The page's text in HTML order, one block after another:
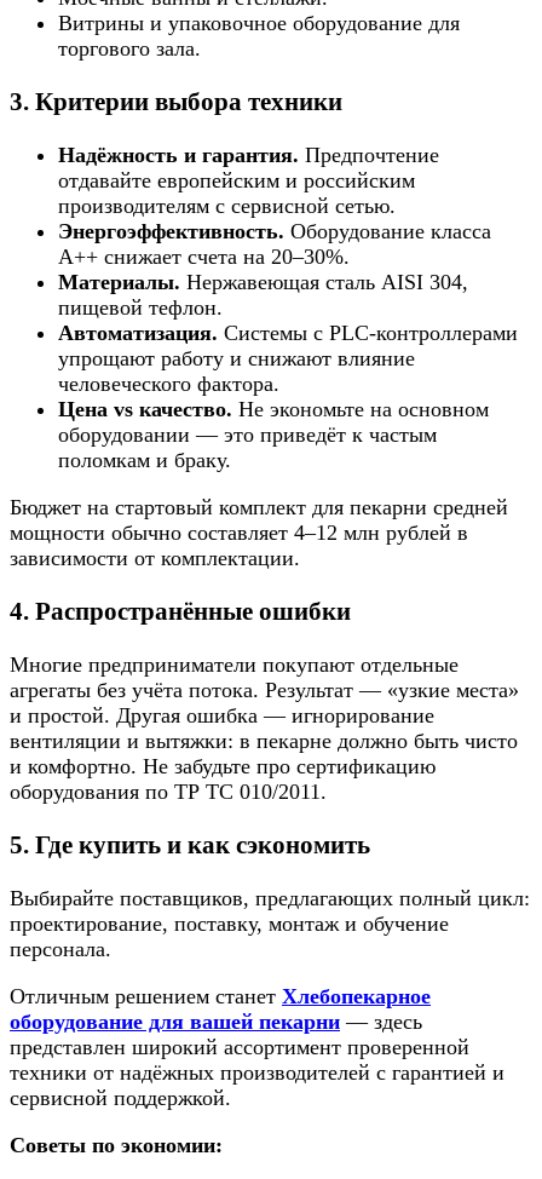
Витрины и упаковочное оборудование для
торгового зала.
3. Критерии выбора техники
Надёжность и гарантия. Предпочтение
отдавайте европейским и российским
производителям с сервисной сетью.
Энергоэффективность. Оборудование класса
А++ снижает счета на 20–30%.
Материалы. Нержавеющая сталь AISI 304,
пищевой тефлон.
Автоматизация. Системы с PLC-контроллерами
упрощают работу и снижают влияние
человеческого фактора.
Цена vs качество. Не экономьте на основном
оборудовании — это приведёт к частым
поломкам и браку.
Бюджет на стартовый комплект для пекарни средней
мощности обычно составляет 4–12 млн рублей в
зависимости от комплектации.
4. Распространённые ошибки
Многие предприниматели покупают отдельные
агрегаты без учёта потока. Результат — «узкие места»
и простой. Другая ошибка — игнорирование
вентиляции и вытяжки: в пекарне должно быть чисто
и комфортно. Не забудьте про сертификацию
оборудования по ТР ТС 010/2011.
5. Где купить и как сэкономить
Выбирайте поставщиков, предлагающих полный цикл:
проектирование, поставку, монтаж и обучение
персонала.
Отличным решением станет Хлебопекарное
оборудование для вашей пекарни — здесь
представлен широкий ассортимент проверенной
техники от надёжных производителей с гарантией и
сервисной поддержкой.
Советы по экономии: